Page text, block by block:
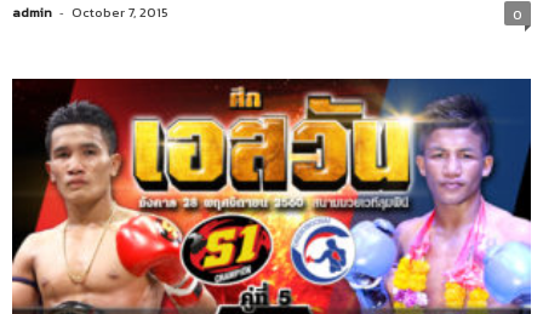
admin - October 7, 2015 0